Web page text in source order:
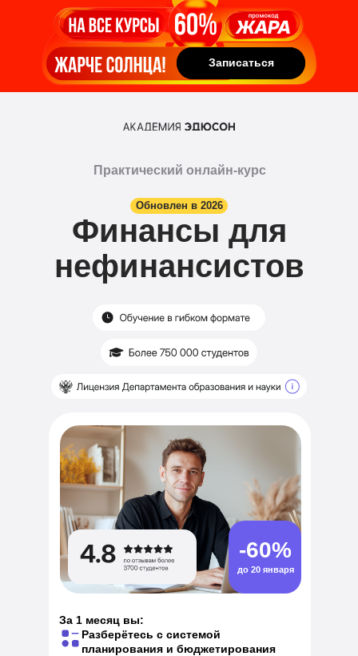
Записаться
Записаться
Финансы для
нефинансистов
Обновлен в 2026
Практический онлайн-курс
-60%
до 20 января
За 1 месяц вы:
Разберётесь с системой
планирования и бюджетирования